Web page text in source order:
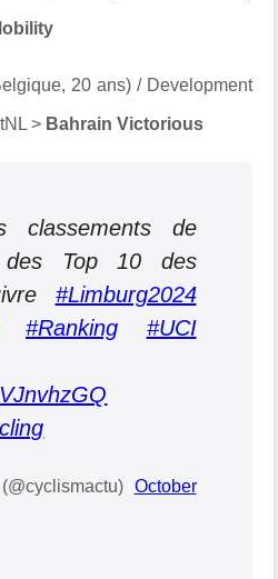
20 ans) / Development
> Bahrain Victorious
classements de
des Top 10 des
#Limburg2024
#Ranking
#UCI
October